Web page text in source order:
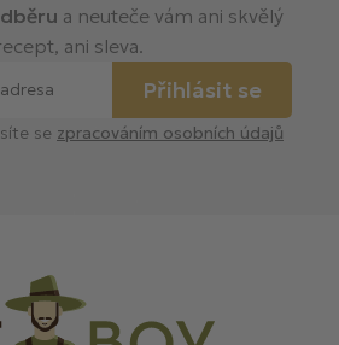
a neuteče vám ani skvělý
ani sleva.
Přihlásit se
se zpracováním osobních údajů